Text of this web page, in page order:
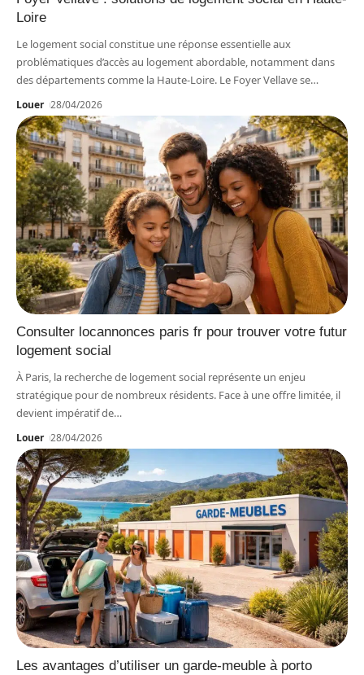
Loire
Le logement social constitue une réponse essentielle aux
problématiques d’accès au logement abordable, notamment dans
des départements comme la Haute-Loire. Le Foyer Vellave se…
Louer 28/04/2026
Consulter locannonces paris fr pour trouver votre futur
logement social
À Paris, la recherche de logement social représente un enjeu
stratégique pour de nombreux résidents. Face à une offre limitée, il
devient impératif de…
Louer 28/04/2026
Les avantages d’utiliser un garde-meuble à porto